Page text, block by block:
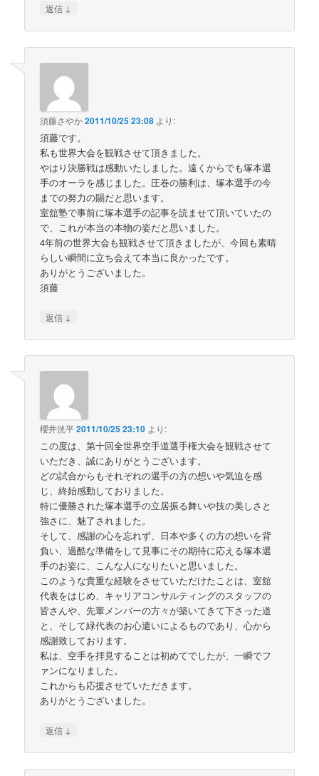
返信 ↓
須藤さやか2011/10/25 23:08 より:
須藤です。
私も世界大会を観戦させて頂きました。
やはり決勝戦は感動いたしました。遠くからでも塚本選
手のオーラを感じました。圧巻の勝利は、塚本選手の今
までの努力の賜だと思います。
室舘塾で事前に塚本選手の記事を読ませて頂いていたの
で、これが本当の本物の姿だと思いました。
4年前の世界大会も観戦させて頂きましたが、今回も素晴
らしい瞬間に立ち会えて本当に良かったです。
ありがとうございました。
須藤
返信 ↓
櫻井洸平2011/10/25 23:10 より:
この度は、第十回全世界空手道選手権大会を観戦させて
いただき、誠にありがとうございます。
どの試合からもそれぞれの選手の方の想いや気迫を感
じ、終始感動しておりました。
特に優勝された塚本選手の立居振る舞いや技の美しさと
強さに、魅了されました。
そして、感謝の心を忘れず、日本や多くの方の想いを背
負い、過酷な準備をして見事にその期待に応える塚本選
手のお姿に、こんな人になりたいと思いました。
このような貴重な経験をさせていただけたことは、室舘
代表をはじめ、キャリアコンサルティングのスタッフの
皆さんや、先輩メンバーの方々が築いてきて下さった道
と、そして緑代表のお心遣いによるものであり、心から
感謝致しております。
私は、空手を拝見することは初めてでしたが、一瞬でフ
ァンになりました。
これからも応援させていただきます。
ありがとうございました。
返信 ↓